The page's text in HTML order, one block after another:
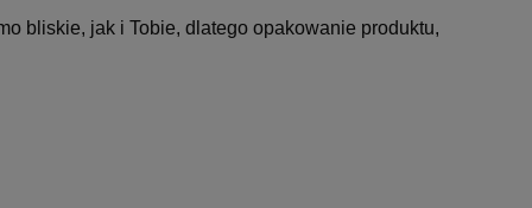
bliskie, jak i Tobie, dlatego opakowanie produktu,